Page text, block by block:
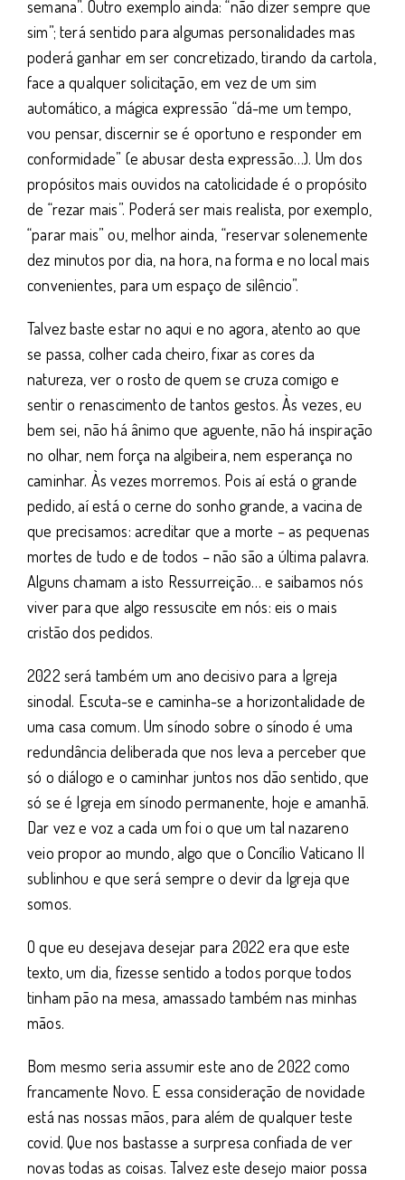
semana”. Outro exemplo ainda: “não dizer sempre que
sim”; terá sentido para algumas personalidades mas
poderá ganhar em ser concretizado, tirando da cartola,
face a qualquer solicitação, em vez de um sim
automático, a mágica expressão “dá-me um tempo,
vou pensar, discernir se é oportuno e responder em
conformidade” (e abusar desta expressão…). Um dos
propósitos mais ouvidos na catolicidade é o propósito
de “rezar mais”. Poderá ser mais realista, por exemplo,
“parar mais” ou, melhor ainda, “reservar solenemente
dez minutos por dia, na hora, na forma e no local mais
convenientes, para um espaço de silêncio”.
Talvez baste estar no aqui e no agora, atento ao que
se passa, colher cada cheiro, fixar as cores da
natureza, ver o rosto de quem se cruza comigo e
sentir o renascimento de tantos gestos. Às vezes, eu
bem sei, não há ânimo que aguente, não há inspiração
no olhar, nem força na algibeira, nem esperança no
caminhar. Às vezes morremos. Pois aí está o grande
pedido, aí está o cerne do sonho grande, a vacina de
que precisamos: acreditar que a morte – as pequenas
mortes de tudo e de todos – não são a última palavra.
Alguns chamam a isto Ressurreição… e saibamos nós
viver para que algo ressuscite em nós: eis o mais
cristão dos pedidos.
2022 será também um ano decisivo para a Igreja
sinodal. Escuta-se e caminha-se a horizontalidade de
uma casa comum. Um sínodo sobre o sínodo é uma
redundância deliberada que nos leva a perceber que
só o diálogo e o caminhar juntos nos dão sentido, que
só se é Igreja em sínodo permanente, hoje e amanhã.
Dar vez e voz a cada um foi o que um tal nazareno
veio propor ao mundo, algo que o Concílio Vaticano II
sublinhou e que será sempre o devir da Igreja que
somos.
O que eu desejava desejar para 2022 era que este
texto, um dia, fizesse sentido a todos porque todos
tinham pão na mesa, amassado também nas minhas
mãos.
Bom mesmo seria assumir este ano de 2022 como
francamente Novo. E essa consideração de novidade
está nas nossas mãos, para além de qualquer teste
covid. Que nos bastasse a surpresa confiada de ver
novas todas as coisas. Talvez este desejo maior possa